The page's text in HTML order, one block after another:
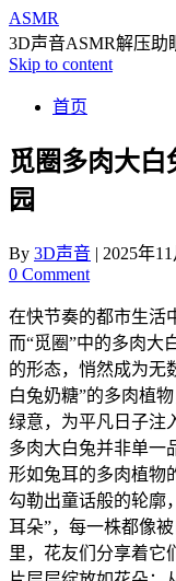
ASMR
3D声音ASMR解压助
Skip to content
首页
觅圈多肉大
园
By 3D声音 | 2025年11
0 Comment
在快节奏的都市生活
而“觅圈”中的多肉大
的形态，悄然成为无
白兔奶糖”的多肉植
绿意，为平凡日子注
多肉大白兔并非单一
形如兔耳的多肉植物
勾勒出童话般的轮廓
耳朵”，每一株都像
里，花友们分享着它